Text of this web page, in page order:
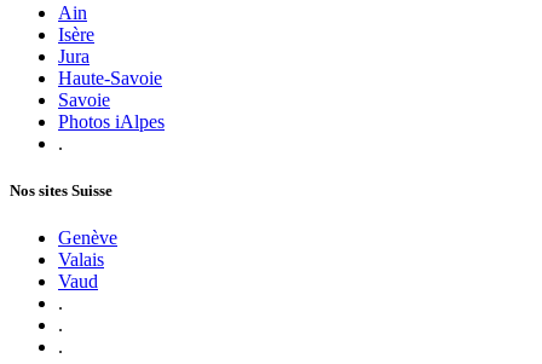
Ain
Isère
Jura
Haute-Savoie
Savoie
Photos iAlpes
.
Nos sites Suisse
Genève
Valais
Vaud
.
.
.